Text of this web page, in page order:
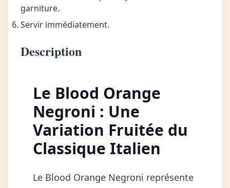
garniture.
Servir immédiatement.
Description
Le Blood Orange
Negroni : Une
Variation Fruitée du
Classique Italien
Le Blood Orange Negroni représente